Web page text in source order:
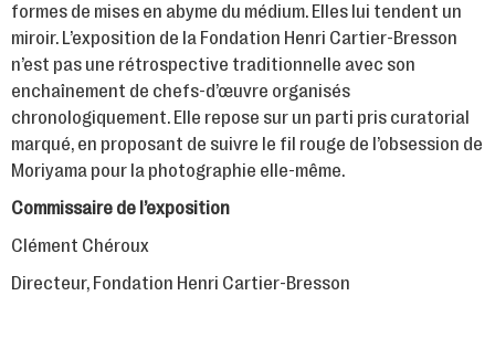
formes de mises en abyme du médium. Elles lui tendent un
miroir. L’exposition de la Fondation Henri Cartier-Bresson
n’est pas une rétrospective traditionnelle avec son
enchaînement de chefs-d’œuvre organisés
chronologiquement. Elle repose sur un parti pris curatorial
marqué, en proposant de suivre le fil rouge de l’obsession de
Moriyama pour la photographie elle-même.
Commissaire de l’exposition
Clément Chéroux
Directeur, Fondation Henri Cartier-Bresson